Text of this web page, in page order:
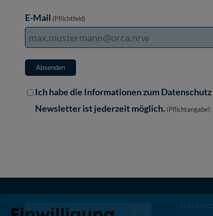
E-Mail (Pflichtfeld)
Ich habe die Informationen zum Datenschutz
Newsletter ist jederzeit möglich. (Pflichtangabe)